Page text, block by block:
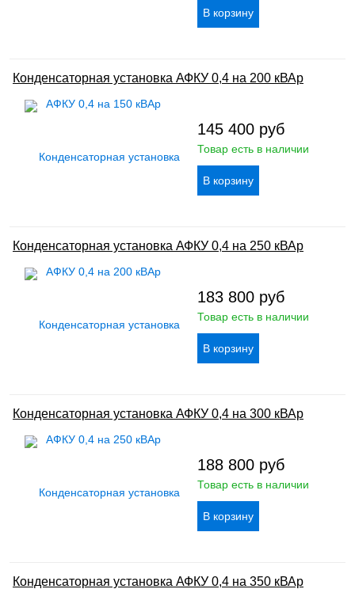
Конденсаторная установка АФКУ 0,4 на 200 кВАр
145 400 руб
Товар есть в наличии
Конденсаторная установка АФКУ 0,4 на 250 кВАр
183 800 руб
Товар есть в наличии
Конденсаторная установка АФКУ 0,4 на 300 кВАр
188 800 руб
Товар есть в наличии
Конденсаторная установка АФКУ 0,4 на 350 кВАр